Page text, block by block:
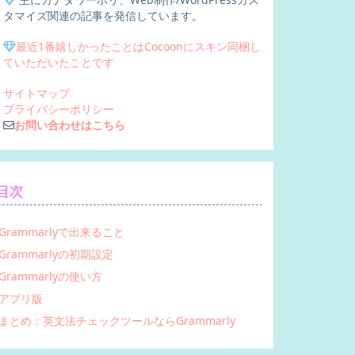
タマイズ関連の記事を発信しています。
最近1番嬉しかったことはCocoonにスキン同梱し
ていただいたことです
サイトマップ
プライバシーポリシー
お問い合わせはこちら
次
で出来ること
の初期設定
の使い方
プリ版
とめ：英文法チェックツールならGrammarly